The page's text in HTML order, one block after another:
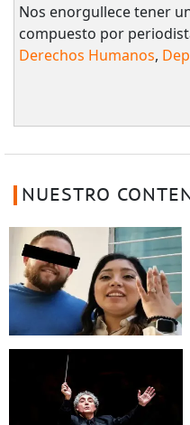
Nos enorgullece tener
compuesto por
Derechos Humanos,
NUESTRO